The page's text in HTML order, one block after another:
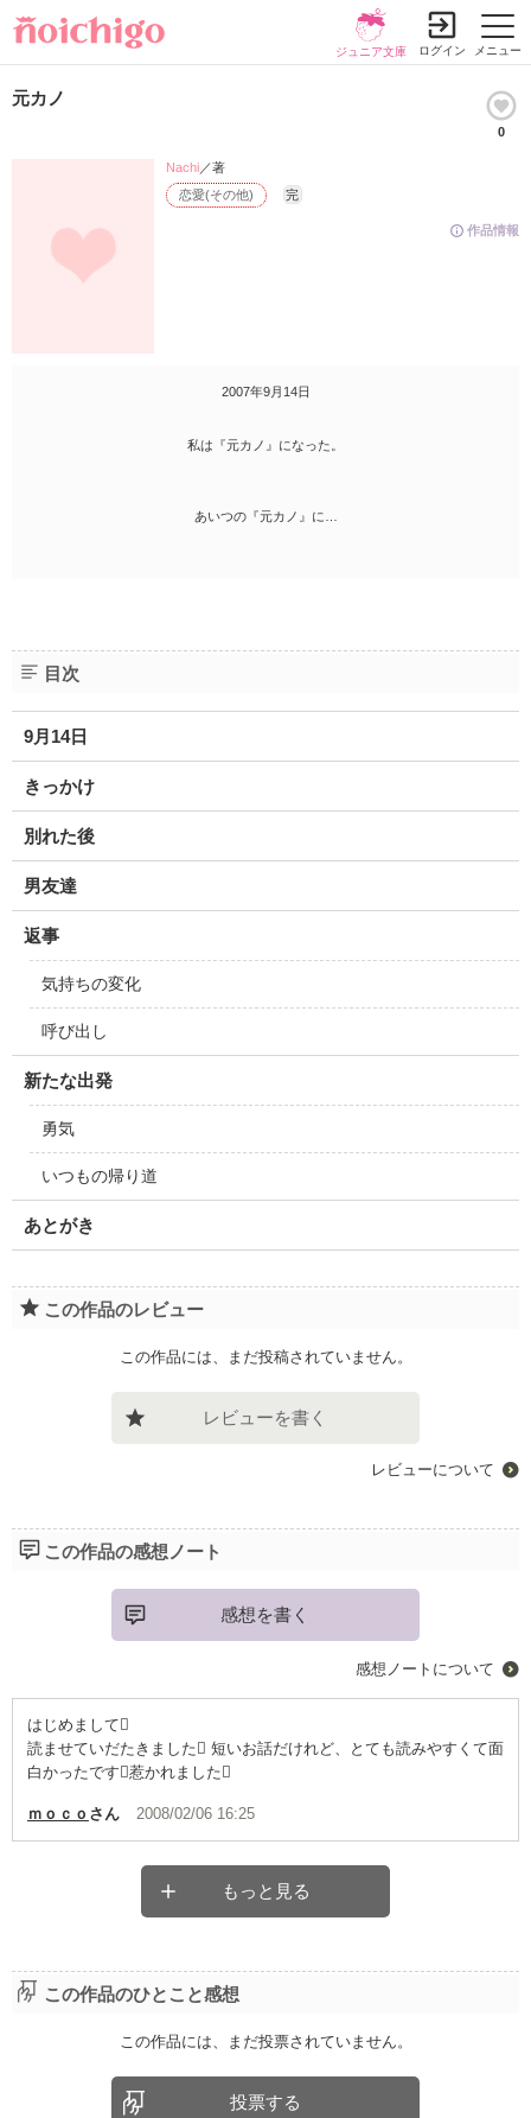
メニュー
ジュニア文庫 ログイン
元カノ
0
作品情報
恋愛(その他) 完
Nachi／著
2007年9月14日
私は『元カノ』になった。
あいつの『元カノ』に…
目次
9月14日
きっかけ
別れた後
男友達
返事
気持ちの変化
呼び出し
新たな出発
勇気
いつもの帰り道
あとがき
この作品のレビュー
この作品には、まだ投稿されていません。
レビューを書く
レビューについて
この作品の感想ノート
感想を書く
感想ノートについて
はじめまして
読ませていだたきました 短いお話だけれど、とても読みやすくて面
白かったです惹かれました
ｍｏｃｏ さん 2008/02/06 16:25
もっと見る
この作品のひとこと感想
この作品には、まだ投票されていません。
投票する